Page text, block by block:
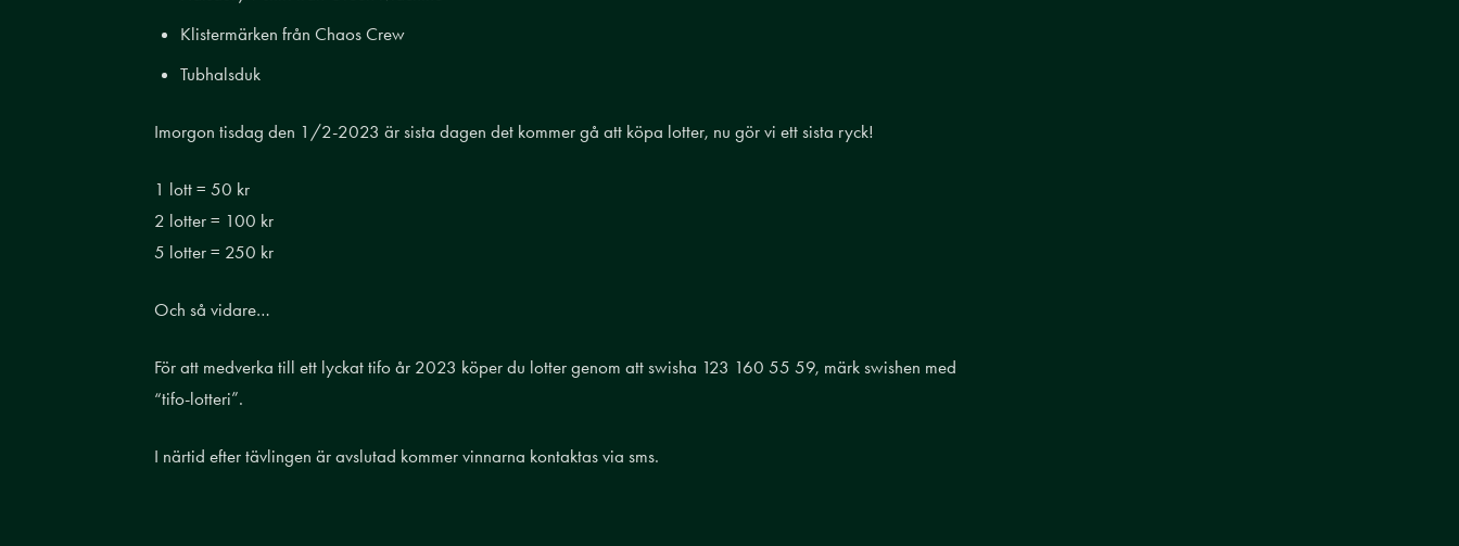
Klistermärken från Chaos Crew
Tubhalsduk
Imorgon tisdag den 1/2-2023 är sista dagen det kommer gå att köpa lotter, nu gör vi ett sista ryck!
1 lott = 50 kr
2 lotter = 100 kr
5 lotter = 250 kr
Och så vidare…
För att medverka till ett lyckat tifo år 2023 köper du lotter genom att swisha 123 160 55 59, märk swishen med
“tifo-lotteri”.
I närtid efter tävlingen är avslutad kommer vinnarna kontaktas via sms.